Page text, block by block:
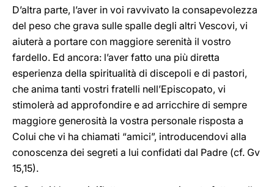
D’altra parte, l’aver in voi ravvivato la consapevolezza
del peso che grava sulle spalle degli altri Vescovi, vi
aiuterà a portare con maggiore serenità il vostro
fardello. Ed ancora: l’aver fatto una più diretta
esperienza della spiritualità di discepoli e di pastori,
che anima tanti vostri fratelli nell’Episcopato, vi
stimolerà ad approfondire e ad arricchire di sempre
maggiore generosità la vostra personale risposta a
Colui che vi ha chiamati “amici”, introducendovi alla
conoscenza dei segreti a lui confidati dal Padre (cf. Gv
15,15).